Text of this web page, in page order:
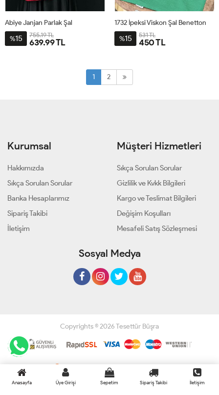
Abiye Janjan Parlak Şal
%15 755.19 TL
639.99 TL
1732 İpeksi Viskon Şal Benetton
%15 531 TL
450 TL
1 2
Kurumsal
Hakkımızda
Sıkça Sorulan Sorular
Banka Hesaplarımız
Sipariş Takibi
İletişim
Müşteri Hizmetleri
Sıkça Sorulan Sorular
Gizlilik ve Kvkk Bilgileri
Kargo ve Teslimat Bilgileri
Değişim Koşulları
Mesafeli Satış Sözleşmesi
Sosyal Medya
Copyrights © 2026 Tesettür Büşra
Geliştir - powered by innovation
Anasayfa Üye Girişi Sepetim Sipariş Takibi İletişim